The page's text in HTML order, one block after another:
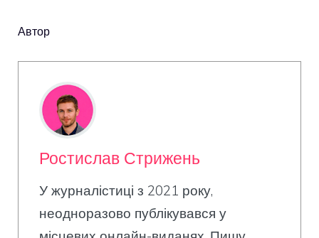
Автор
Ростислав Стрижень
У журналістиці з 2021 року,
неодноразово публікувався у